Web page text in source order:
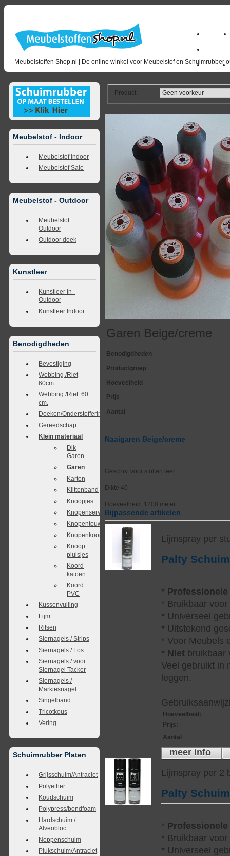
Meubelstoffen Shop.nl | De online winkel voor Meubelstof en Schuimrubber
Home
Outlet
Meubelstof - Indoor
Meubelstof Indoor
Meubelstof Sale
Meubelstof - Outdoor
Meubelstof
Outdoor
Outdoor doek
Kunstleer
Kunstleer In -
Outdoor
Kunstleer Indoor
Benodigdheden
Bevestiging
Webbing /Riet
60cm.
Webbing /Riet. 60
cm.
Doeken/Onderstoffering
Gereedschap
Klein materiaal
Dik
Garen
Garen
Karton
Klittenband
Knoopjes
Knopenservice
Knopentouw
Knopenkoordjes
Knoop
pluisjes
Koord
katoen
Koord
PVC
Kussenvulling
Lijm
Ritsen
Siernagels / Strips
Siernagels / Los
Siernagels / voor
Siernagel Tacker
Siernagels /
Markiesnagel
Singelband
Tricotkous
Vering
Schuimrubber Platen
Grijsschuim/Antraciet
Polyether
Koudschuim
Polypress/bondfoam
Hardschuim /
Alveobloc
Noppenschuim
Plukschuim/Antraciet
Product:
Garen Beige/creme
Benodigdheden
Productgroep
Hoeveelheid
Prijs
Aantal
Naaigaren Beige/creme
Geschikt voor stof en leer.
Dikte 40
Hoeveelheid: 1200 meter
Bijpassende artikelen
Lijmspray per
Palty
* Professionele
* Bruikbaar
* Universeel
* Uitstekend
* Voor Meubels
* Niet bruikbaar
Veel gebruikt in
leggen.
Hoeveelheid :
Prijs:
Aantal
meer info
Lijmspray per 2
Palty
* Professionele
* Bruikbaar
* Universeel